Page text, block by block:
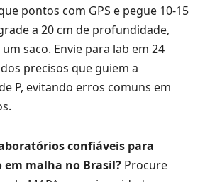
pontos com GPS e pegue 10-15
a 20 cm de profundidade,
saco. Envie para lab em 24
precisos que guiem a
P, evitando erros comuns em
confiáveis para
em malha no Brasil? Procure